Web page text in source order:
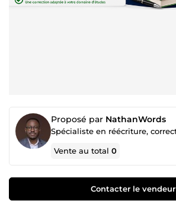
Proposé par NathanWords
Vente au total0
Contacter le vendeur